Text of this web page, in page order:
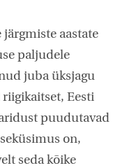
aastate
paljudele
juba üksjagu
Eesti
puudutavad
on,
seda kõike